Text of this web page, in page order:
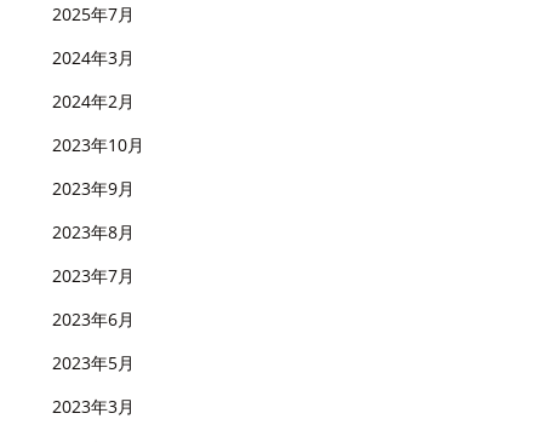
2025年7月
2024年3月
2024年2月
2023年10月
2023年9月
2023年8月
2023年7月
2023年6月
2023年5月
2023年3月